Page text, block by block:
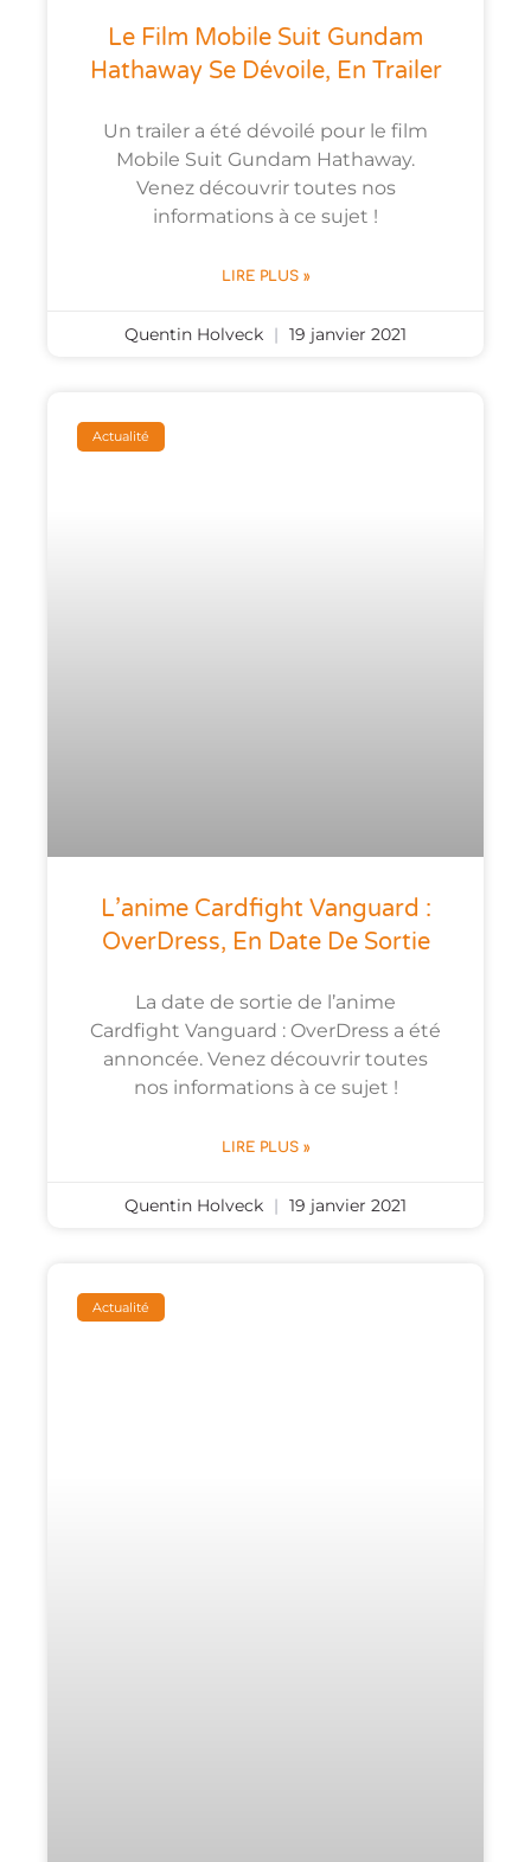
Le Film Mobile Suit Gundam
Hathaway Se Dévoile, En Trailer
Un trailer a été dévoilé pour le film
Mobile Suit Gundam Hathaway.
Venez découvrir toutes nos
informations à ce sujet !
LIRE PLUS »
Quentin Holveck 19 janvier 2021
Actualité
L’anime Cardfight Vanguard :
OverDress, En Date De Sortie
La date de sortie de l’anime
Cardfight Vanguard : OverDress a été
annoncée. Venez découvrir toutes
nos informations à ce sujet !
LIRE PLUS »
Quentin Holveck 19 janvier 2021
Actualité